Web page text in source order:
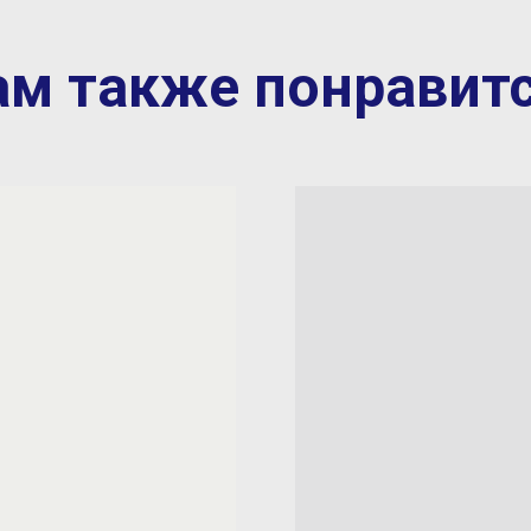
также